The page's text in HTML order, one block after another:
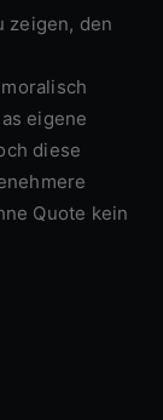
eigene
diese
Quote kein